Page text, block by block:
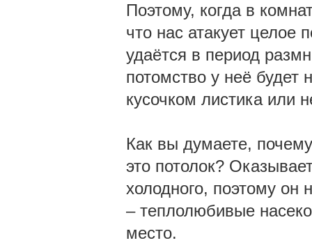
Поэтому, когда в
что нас атакует целое
удаётся в период
потомство у неё
кусочком листика или
Как вы думаете,
это потолок?
холодного, поэтому он
– теплолюбивые
место.